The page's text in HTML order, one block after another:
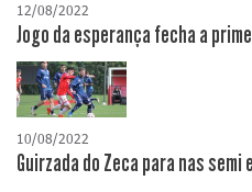
12/08/2022
Jogo da esperança fecha a
10/08/2022
Guirzada do Zeca para nas